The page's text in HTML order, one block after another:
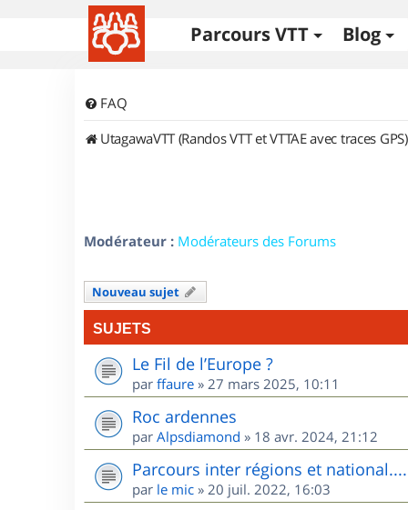
Parcours VTT Blog
FAQ
UtagawaVTT (Randos VTT et VTTAE avec traces GPS)
Modérateur : Modérateurs des Forums
Nouveau sujet
SUJETS
Le Fil de l’Europe ?
par ffaure » 27 mars 2025, 10:11
Roc ardennes
par Alpsdiamond » 18 avr. 2024, 21:12
Parcours inter régions et national....
par le mic » 20 juil. 2022, 16:03